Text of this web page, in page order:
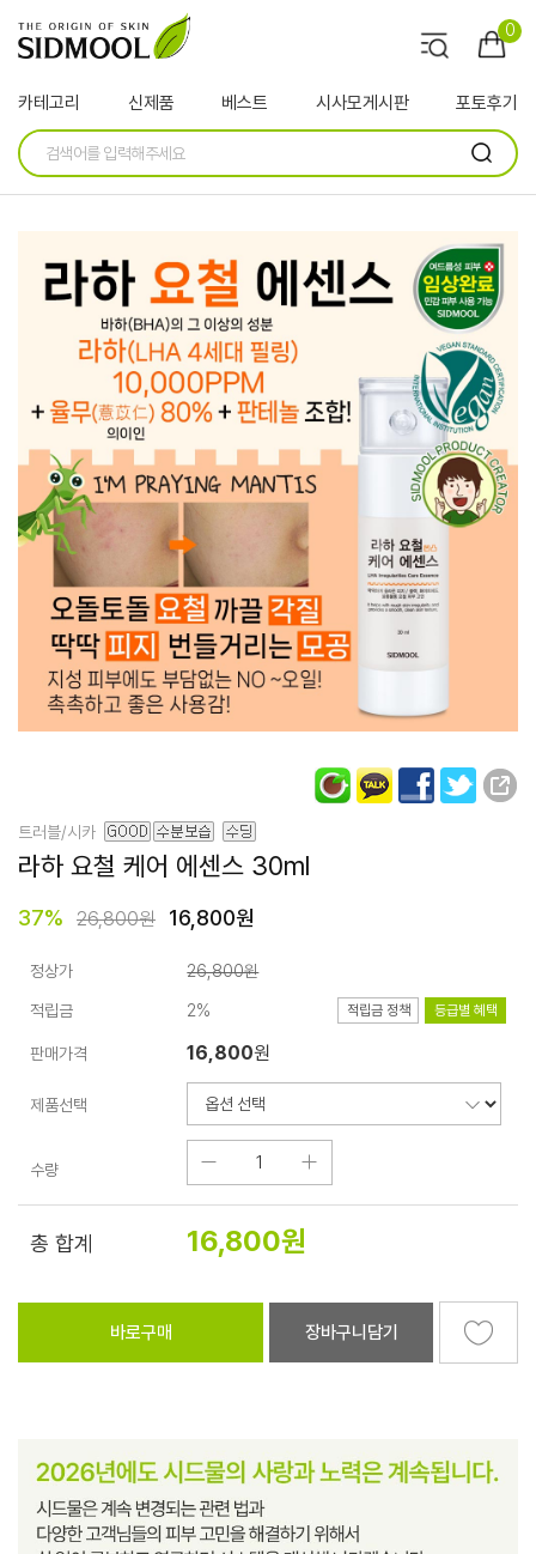
0
카테고리 신제품 베스트 시사모게시판 포토후기
트러블/시카
라하 요철 케어 에센스 30ml
37% 26,800원 16,800원
정상가 26,800원
적립금 2% 적립금 정책 등급별 혜택
판매가격 16,800원
제품선택
수량
총 합계 16,800원
바로구매 장바구니담기